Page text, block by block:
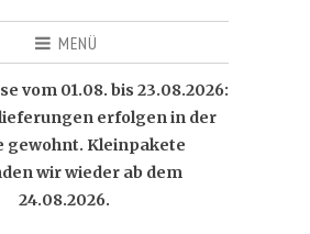
MENÜ
vom 01.08. bis 23.08.2026:
erfolgen in der
gewohnt. Kleinpakete
wir wieder ab dem
24.08.2026.